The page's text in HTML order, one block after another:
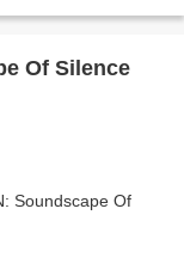
Of Silence